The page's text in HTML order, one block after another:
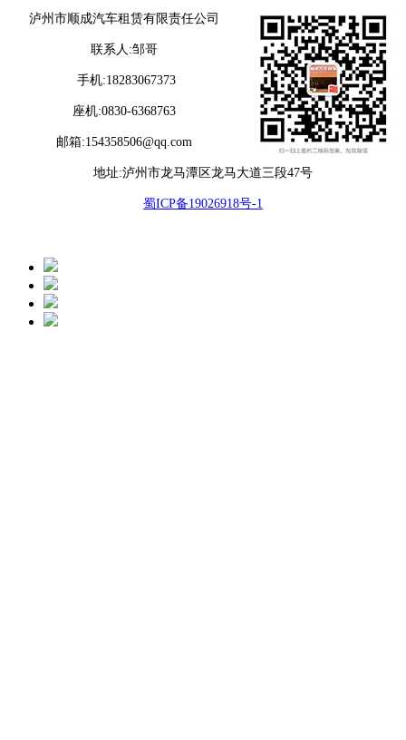
泸州市顺成汽车租赁有限责任公司
联系人:邹哥
手机:18283067373
座机:0830-6368763
邮箱:154358506@qq.com
地址:泸州市龙马潭区龙马大道三段47号
蜀ICP备19026918号-1